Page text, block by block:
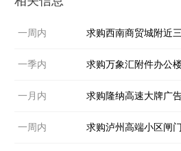
一周内 求购西南商贸城附近
一季内 求购万象汇附件办公
一月内 求购隆纳高速大牌广
一周内 求购泸州高端小区闸